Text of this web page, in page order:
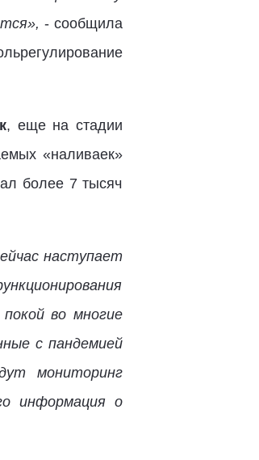
- сообщила
, еще на стадии
«наливаек»
более 7 тысяч
наступает
во многие
с пандемией
мониторинг
информация о